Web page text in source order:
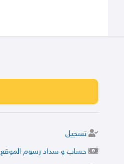
تسجيل
حساب و سداد رسوم الموقع